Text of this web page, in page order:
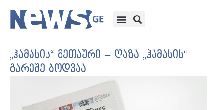
„ჰამასის“ მეთაური – ღაზა „ჰამასის“
გარეშე ბოდვაა